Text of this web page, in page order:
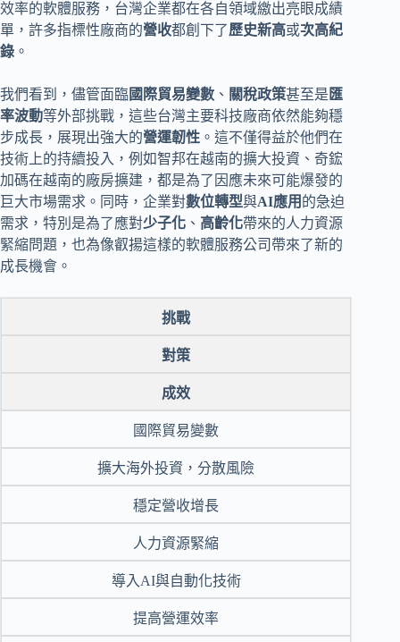
效率的軟體服務，台灣企業都在各自領域繳出亮眼成績
單，許多指標性廠商的營收都創下了歷史新高或次高紀
錄 。
我們看到，儘管面臨國際貿易變數 、 關稅政策甚至是 匯
率波動等外部挑戰，這些台灣主要科技廠商依然能夠穩
步成長，展現出強大的營運韌性 。這不僅得益於他們在
技術上的持續投入，例如智邦在越南的擴大投資、奇鋐
加碼在越南的廠房擴建，都是為了因應未來可能爆發的
巨大市場需求。同時，企業對數位轉型與AI應用 的急迫
需求，特別是為了應對少子化 、 高齡化帶來的人力資源
緊縮問題，也為像叡揚這樣的軟體服務公司帶來了新的
成長機會。
挑戰
對策
成效
國際貿易變數
擴大海外投資，分散風險
穩定營收增長
人力資源緊縮
導入AI與自動化技術
提高營運效率